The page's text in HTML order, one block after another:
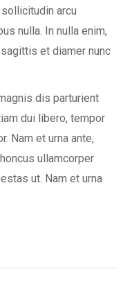
arcu
nulla. In nulla enim,
et diamer nunc
dis parturient
dui libero, tempor
Nam et urna ante,
ullamcorper
ut. Nam et urna